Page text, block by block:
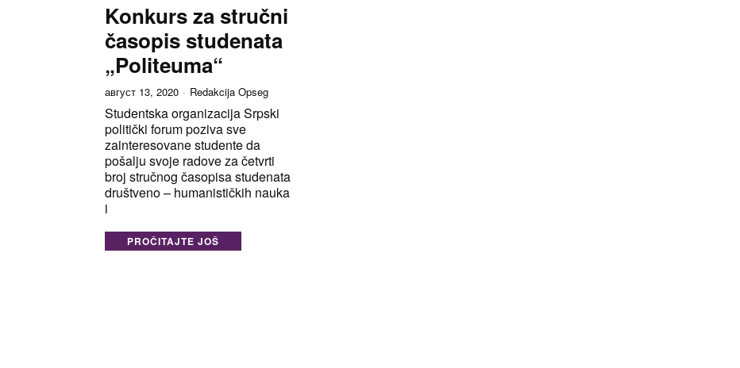
Konkurs za stručni
časopis studenata
„Politeuma“
август 13, 2020 Redakcija Opseg
Studentska organizacija Srpski
politički forum poziva sve
zainteresovane studente da
pošalju svoje radove za četvrti
broj stručnog časopisa studenata
društveno – humanističkih nauka
i
PROČITAJTE JOŠ